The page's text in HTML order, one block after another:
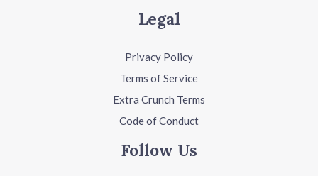
Legal
Privacy Policy
Terms of Service
Extra Crunch Terms
Code of Conduct
Follow Us